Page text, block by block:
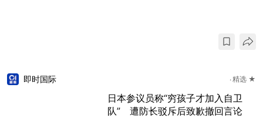
即时国际 精选 ★
日本参议员称“穷孩子才加入自卫
队” 遭防长驳斥后致歉撤回言论